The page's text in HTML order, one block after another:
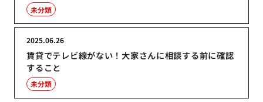
未分類
賃貸でテレビ線がない！大家さんに相談する前に確認
すること
2025.06.26
未分類